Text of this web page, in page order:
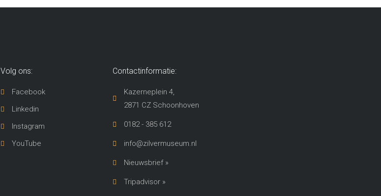
Volg ons:
Facebook
Linkedin
Instagram
YouTube
Contactinformatie:
Kazerneplein 4,
2871 CZ Schoonhoven​
0182 - 385 612
info@zilvermuseum.nl
Nieuwsbrief »
Tripadvisor »